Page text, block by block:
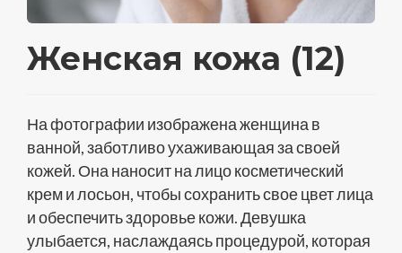
Женская кожа (12)
На фотографии изображена женщина в
ванной, заботливо ухаживающая за своей
кожей. Она наносит на лицо косметический
крем и лосьон, чтобы сохранить свое цвет лица
и обеспечить здоровье кожи. Девушка
улыбается, наслаждаясь процедурой, которая